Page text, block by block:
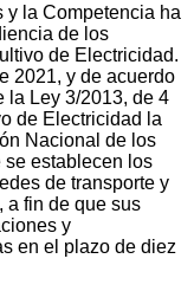
y la Competencia ha
de los
de Electricidad.
2021, y de acuerdo
la Ley 3/2013, de 4
de Electricidad la
Nacional de los
se establecen los
de transporte y
a fin de que sus
y
en el plazo de diez